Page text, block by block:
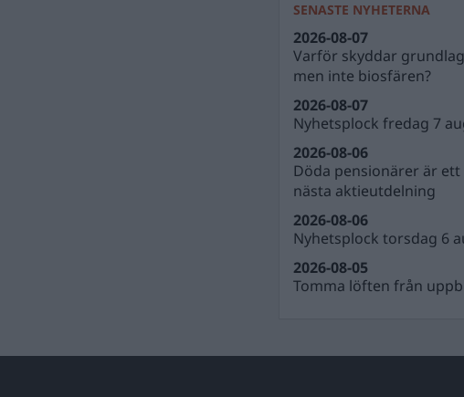
SENASTE NYHETERNA
Varför skyddar
men inte biosfären?
2026-08-07
Nyhetsplock fredag 7
2026-08-07
Döda pensionärer är
nästa aktieutdelning
2026-08-06
Nyhetsplock torsdag 6
2026-08-06
Tomma löften från
2026-08-05